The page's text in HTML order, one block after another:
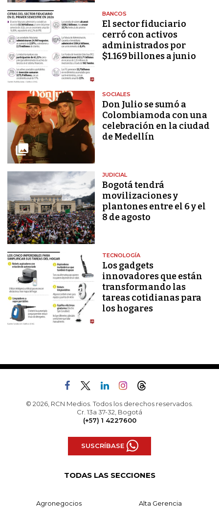
BANCOS
El sector fiduciario
cerró con activos
administrados por
$1.169 billones a junio
SOCIALES
Don Julio se sumó a
Colombiamoda con una
celebración en la ciudad
de Medellín
JUDICIAL
Bogotá tendrá
movilizaciones y
plantones entre el 6 y el
8 de agosto
TECNOLOGÍA
Los gadgets
innovadores que están
transformando las
tareas cotidianas para
los hogares
© 2026, RCN Medios. Todos los derechos reservados.
Cr. 13a 37-32, Bogotá
(+57) 1 4227600
SUSCRÍBASE
TODAS LAS SECCIONES
Agronegocios Alta Gerencia